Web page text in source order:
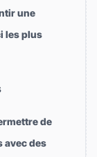
une
les plus
de
avec des